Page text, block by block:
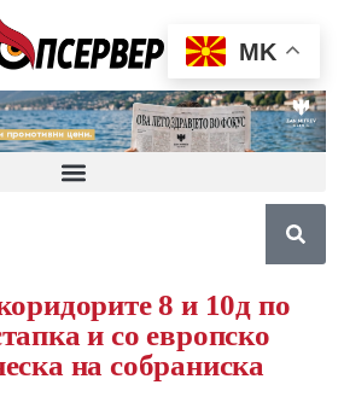
8 и 10д по
и со европско
на собраниска
MK